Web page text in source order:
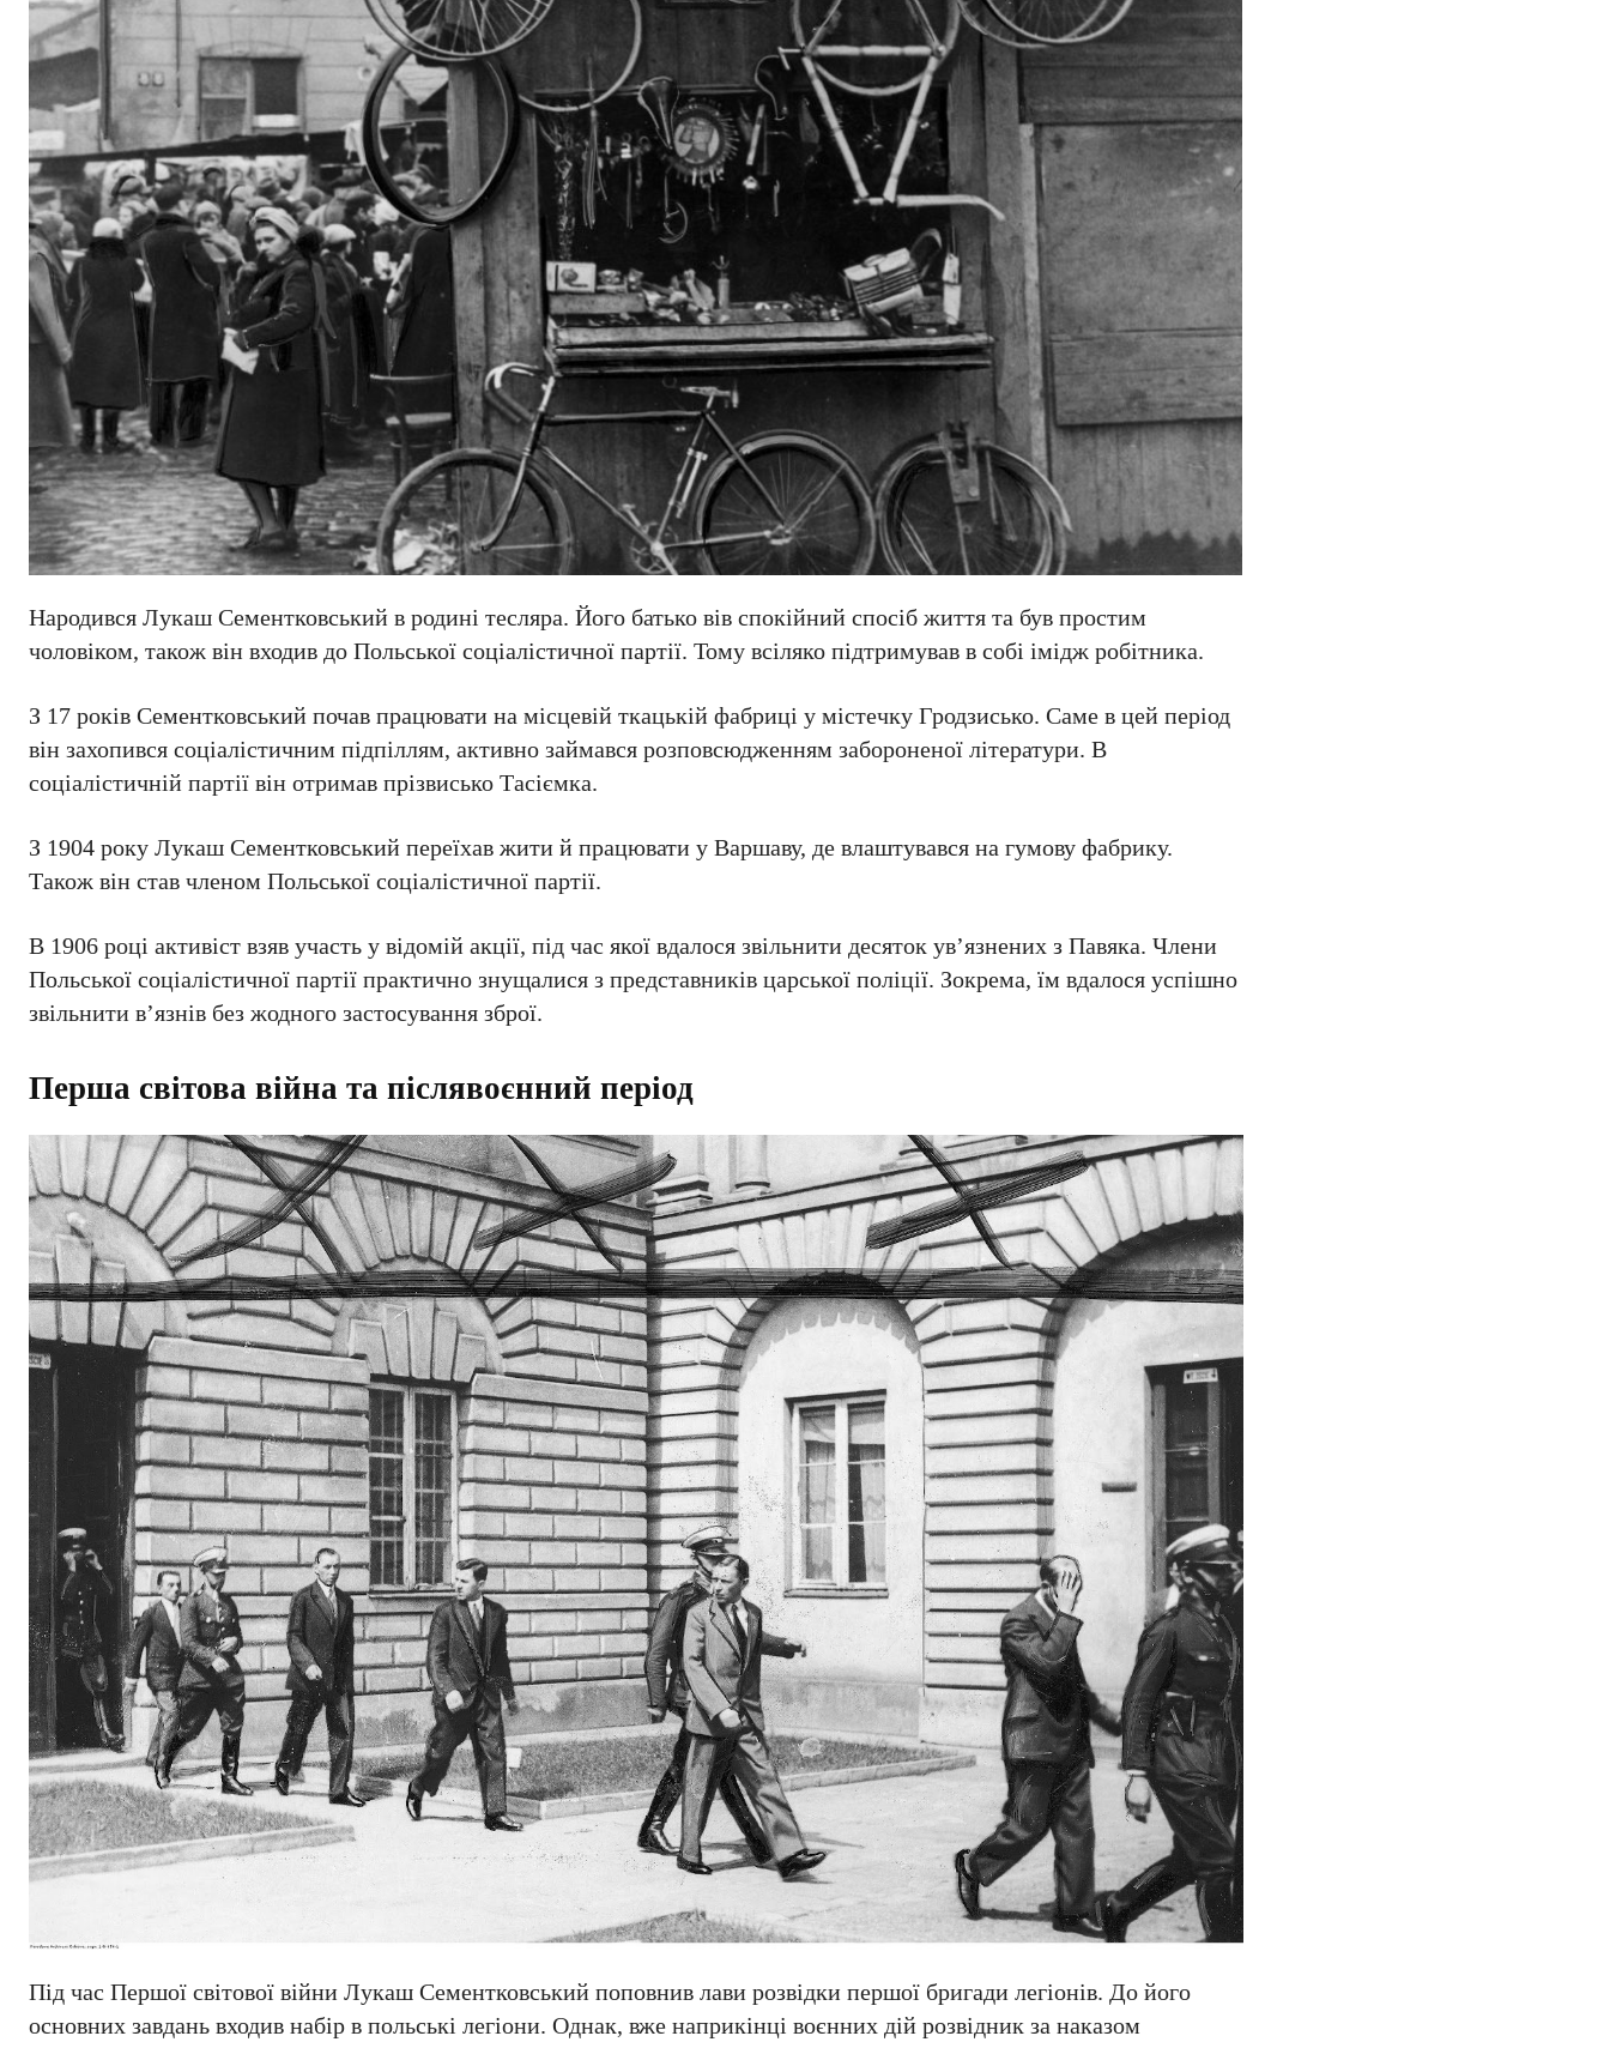
Народився Лукаш Сементковський в родині тесляра. Його батько вів спокійний спосіб життя та був простим
чоловіком, також він входив до Польської соціалістичної партії. Тому всіляко підтримував в собі імідж робітника.
З 17 років Сементковський почав працювати на місцевій ткацькій фабриці у містечку Гродзисько. Саме в цей період
він захопився соціалістичним підпіллям, активно займався розповсюдженням забороненої літератури. В
соціалістичній партії він отримав прізвисько Тасіємка.
З 1904 року Лукаш Сементковський переїхав жити й працювати у Варшаву, де влаштувався на гумову фабрику.
Також він став членом Польської соціалістичної партії.
В 1906 році активіст взяв участь у відомій акції, під час якої вдалося звільнити десяток ув’язнених з Павяка. Члени
Польської соціалістичної партії практично знущалися з представників царської поліції. Зокрема, їм вдалося успішно
звільнити в’язнів без жодного застосування зброї.
Перша світова війна та післявоєнний період
Під час Першої світової війни Лукаш Сементковський поповнив лави розвідки першої бригади легіонів. До його
основних завдань входив набір в польські легіони. Однак, вже наприкінці воєнних дій розвідник за наказом